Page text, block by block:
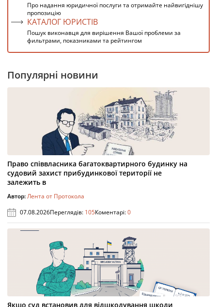
Про надання юридичної послуги та отримайте найвигіднішу
пропозицію
КАТАЛОГ ЮРИСТІВ
Пошук виконавця для вирішення Вашої проблеми за
фильтрами, показниками та рейтингом
Популярні новини
Право співвласника багатоквартирного будинку на
судовий захист прибудинкової території не
залежить в
Автор:Лента от Протокола
07.08.2026Переглядів: 105Коментарі:0
Якщо суд встановив для відшкодування шкоди